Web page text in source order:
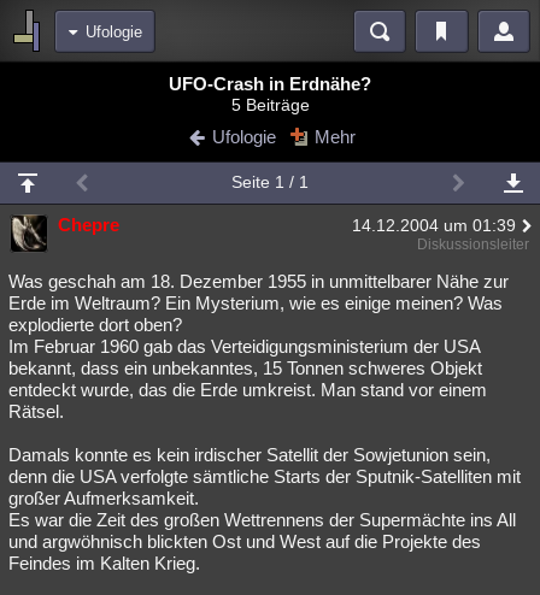
Ufologie
Blogs
Chat Wiki Neuigkeiten
meine Rubriken
Menschen Mystery Kriminalfälle
Spiritualität Verschwörungen Technologie Ufologie
Natur Umfragen
weitere Rubriken
Philosophie Träume Orte Esoterik Literatur
Astronomie Helpdesk Gruppen Gaming Filme
Musik Clash Verbesserungen Allmystery
Übersichten
Besucht Teilgenommen
UFO-Crash in Erdnähe?
5 Beiträge
Ufologie Mehr
Seite 1 / 1
Chepre 14.12.2004 um 01:39
Diskussionsleiter
Was geschah am 18. Dezember 1955 in unmittelbarer Nähe zur
Erde im Weltraum? Ein Mysterium, wie es einige meinen? Was
explodierte dort oben?
Im Februar 1960 gab das Verteidigungsministerium der USA
bekannt, dass ein unbekanntes, 15 Tonnen schweres Objekt
entdeckt wurde, das die Erde umkreist. Man stand vor einem
Rätsel.
Damals konnte es kein irdischer Satellit der Sowjetunion sein,
denn die USA verfolgte sämtliche Starts der Sputnik-Satelliten mit
großer Aufmerksamkeit.
Es war die Zeit des großen Wettrennens der Supermächte ins All
und argwöhnisch blickten Ost und West auf die Projekte des
Feindes im Kalten Krieg.